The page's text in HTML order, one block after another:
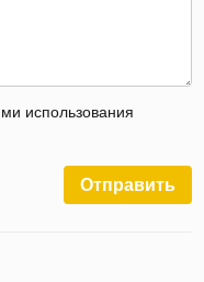
использования
Отправить